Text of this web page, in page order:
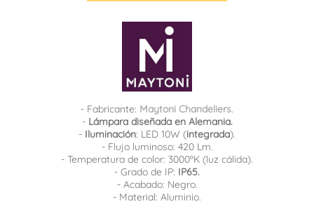
- Fabricante: Maytoni Chandeliers.
- Lámpara diseñada en Alemania.
- Iluminación: LED 10W (integrada).
- Flujo luminoso: 420 Lm.
- Temperatura de color: 3000ºK (luz cálida).
- Grado de IP: IP65.
- Acabado: Negro.
- Material: Aluminio.